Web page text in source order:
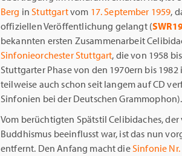
Berg inStuttgartvom 17. September 1959,
offiziellen Veröffentlichung gelangt (
bekannten ersten Zusammenarbeit
Sinfonieorchester Stuttgart, die von 1958
Stuttgarter Phase von den 1970ern bis
teilweise auch schon seit langem auf CD
Sinfonien bei der Deutschen Grammophon).
Vom berüchtigten Spätstil Celibidaches,
Buddhismus beeinflusst war, ist das nun
entfernt. Den Anfang macht dieSinfonie Nr.